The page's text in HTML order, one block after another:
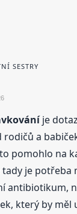
SESTRY
je
rodičů a
pomohlo na
tady je
antibiotikum,
který by měl